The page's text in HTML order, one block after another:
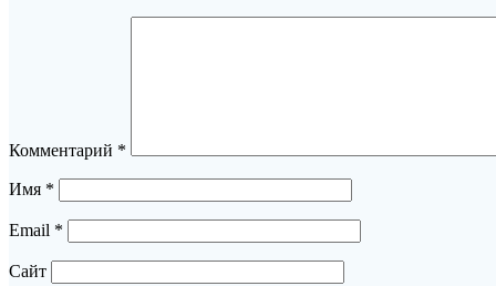
Комментарий *
Имя *
Email *
Сайт